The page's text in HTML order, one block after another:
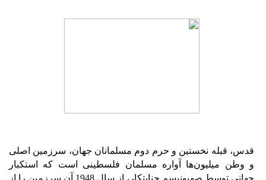
قدس، قبله نخستین و حرم دوم مسلمانان جهان، سرزمین اصلی
و وطن میلیون‌ها آواره مسلمان فلسطینی است که استکبار
جهانی توسط صهیونیسم جنایتکار، از سال 1948 آن سرزمین را از